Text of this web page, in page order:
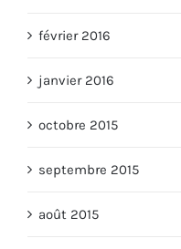
février 2016
janvier 2016
octobre 2015
septembre 2015
août 2015